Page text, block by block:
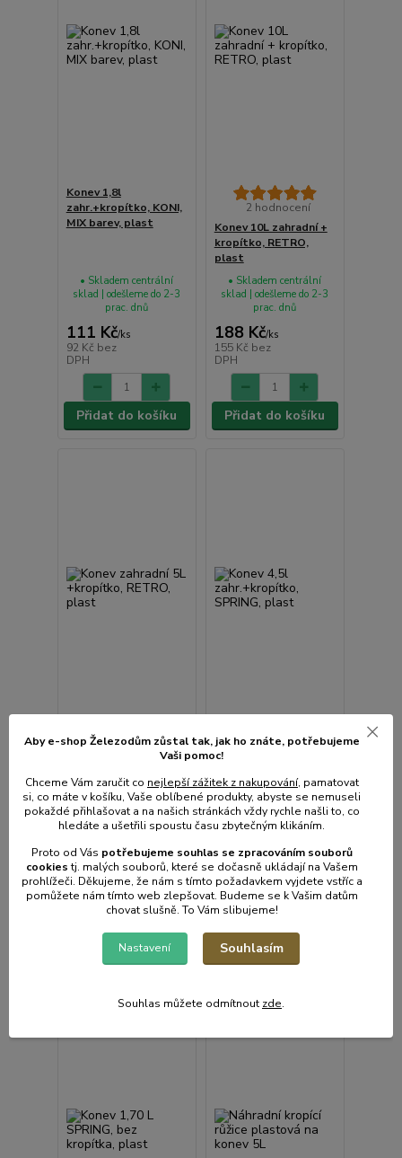
Konev 1,8l
zahr.+kropítko, KONI,
MIX barev, plast
111 Kč/ks
92 Kč bez
DPH
• Skladem centrální
sklad | odešleme do 2-3
prac. dnů
Přidat do košíku
2 hodnocení
Konev 10L zahradní +
kropítko, RETRO,
plast
188 Kč/ks
155 Kč bez
DPH
• Skladem centrální
sklad | odešleme do 2-3
prac. dnů
Přidat do košíku
2 hodnocení
+kropítko, RETRO,
plast
115 Kč/ks
95 Kčbez
DPH
• Skladem centrální
prac. dnů
Konev 4,5l
zahr.+kropítko,
119 Kč/ks
98 Kčbez
DPH
• Skladem centrální
prac. dnů
Přidat do košíku
Aby e-shop Železodům zůstal tak, jak ho znáte, potřebujeme
Vaši pomoc!
Chceme Vám zaručit co nejlepší zážitek z nakupování, pamatovat
si, co máte v košíku, Vaše oblíbené produkty, abyste se nemuseli
pokaždé přihlašovat a na našich stránkách vždy rychle našli to, co
hledáte a ušetřili spoustu času zbytečným klikáním.
Proto od Vás potřebujeme souhlas se zpracováním souborů
cookiestj. malých souborů, které se dočasně ukládají na Vašem
prohlížeči. Děkujeme, že nám s tímto požadavkem vyjdete vstříc a
pomůžete nám tímto web zlepšovat. Budeme se k Vašim datům
chovat slušně. To Vám slibujeme!
Nastavení Souhlasím
Souhlas můžete odmítnout zde.